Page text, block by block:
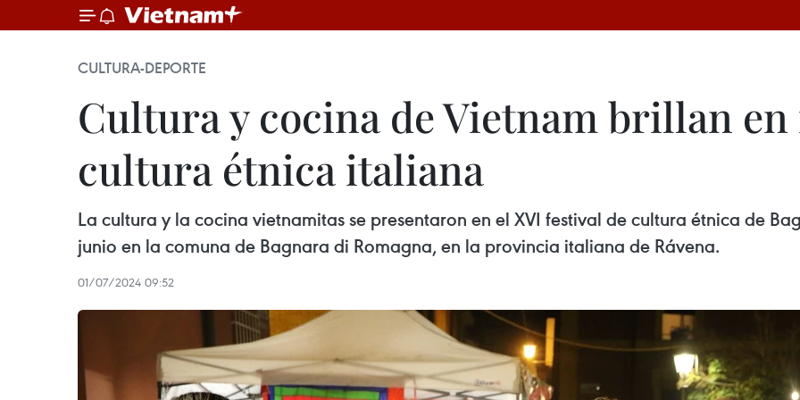
CULTURA-DEPORTE
Cultura y cocina de Vietnam brillan
cultura étnica italiana
La cultura y la cocina vietnamitas se presentaron en el XVI festival de cultura étnica de
junio en la comuna de Bagnara di Romagna, en la provincia italiana de Rávena.
01/07/2024 09:52